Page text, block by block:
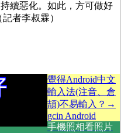
續惡化。如此，方可做好
者李叔霖）
覺得Android中文
輸入法(注音、倉
頡)不易輸入？→
gcin Android
手機照相看照片